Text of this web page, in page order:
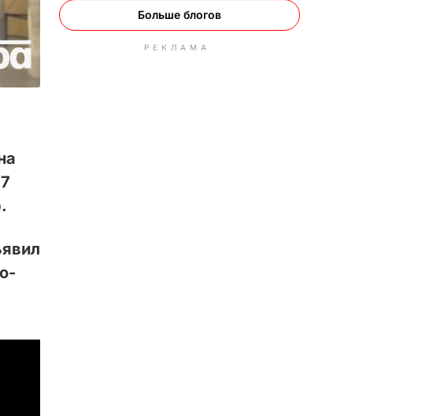
Больше блогов
РЕКЛАМА